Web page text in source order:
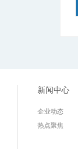
新闻中心
企业动态
热点聚焦